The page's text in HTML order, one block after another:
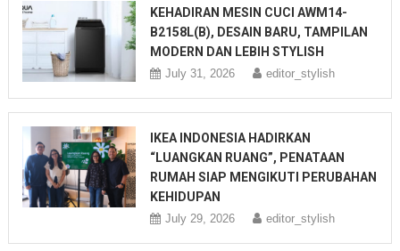
KEHADIRAN MESIN CUCI AWM14-
B2158L(B), DESAIN BARU, TAMPILAN
MODERN DAN LEBIH STYLISH
July 31, 2026 editor_stylish
IKEA INDONESIA HADIRKAN
“LUANGKAN RUANG”, PENATAAN
RUMAH SIAP MENGIKUTI PERUBAHAN
KEHIDUPAN
July 29, 2026 editor_stylish